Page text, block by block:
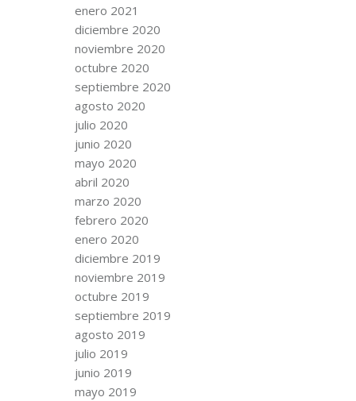
enero 2021
diciembre 2020
noviembre 2020
octubre 2020
septiembre 2020
agosto 2020
julio 2020
junio 2020
mayo 2020
abril 2020
marzo 2020
febrero 2020
enero 2020
diciembre 2019
noviembre 2019
octubre 2019
septiembre 2019
agosto 2019
julio 2019
junio 2019
mayo 2019